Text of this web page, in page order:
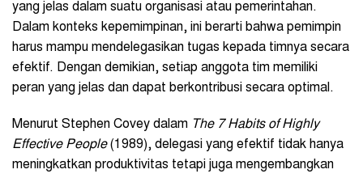
yang jelas dalam suatu organisasi atau pemerintahan.
Dalam konteks kepemimpinan, ini berarti bahwa pemimpin
harus mampu mendelegasikan tugas kepada timnya secara
efektif. Dengan demikian, setiap anggota tim memiliki
peran yang jelas dan dapat berkontribusi secara optimal.
Menurut Stephen Covey dalam The 7 Habits of Highly
Effective People(1989), delegasi yang efektif tidak hanya
meningkatkan produktivitas tetapi juga mengembangkan